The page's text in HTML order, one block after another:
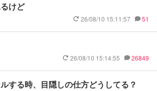
けど
26/08/10 15:11:57 51
26/08/10 15:14:55 26849
する時、目隠しの仕方どうしてる？